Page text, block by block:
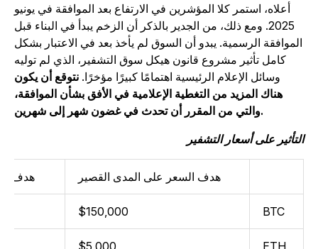
أعلاه، استمر كلا المؤشرين في الارتفاع بعد الموافقة في يونيو
2025. ومع ذلك، من الجدير بالذكر أن الزخم يبدأ في البناء قبل
الرسمية. يبدو أن السوق لم يأخذ بعد في الاعتبار بشكل
كامل تأثير مشروع قانون هيكل سوق التشفير، الذي لم توليه
وسائل الإعلام الرئيسية اهتمامًا كبيرًا مؤخرًا.نتوقع أن يكون
هناك المزيد من التغطية الإعلامية في الأفق بشأن الموافقة،
على أسعار التشفير
هدف السعر على المدى القصير هدف
BTC
$150,000